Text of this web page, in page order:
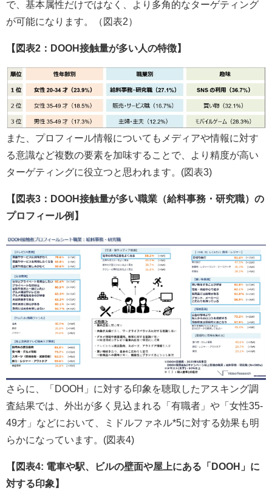
で、基本属性だけではなく、より多角的なターゲティング
が可能になります。（図表2）
【図表2：DOOH接触量が多い人の特徴】
また、プロフィール情報についてもメディアや情報に対す
る意識など複数の要素を加味することで、より精度が高い
ターゲティングに役立つと思われます。(図表3)
【図表3：DOOH接触量が多い職業（給料事務・研究職）の
プロフィール例】
さらに、「DOOH」に対する印象を聴取したアスキング調
査結果では、外出が多く見込まれる「有職者」や「女性35-
49才」などにおいて、ミドルファネル*5に対する効果も明
らかになっています。(図表4)
【図表4: 電車や駅、ビルの壁面や屋上にある「DOOH」に
対する印象】